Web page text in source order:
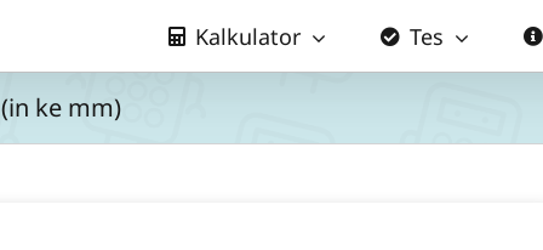
Kalkulator Tes
ke mm)